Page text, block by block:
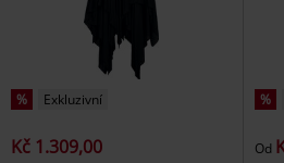
% Exkluzivní
Kč 1.309,00
%
Od